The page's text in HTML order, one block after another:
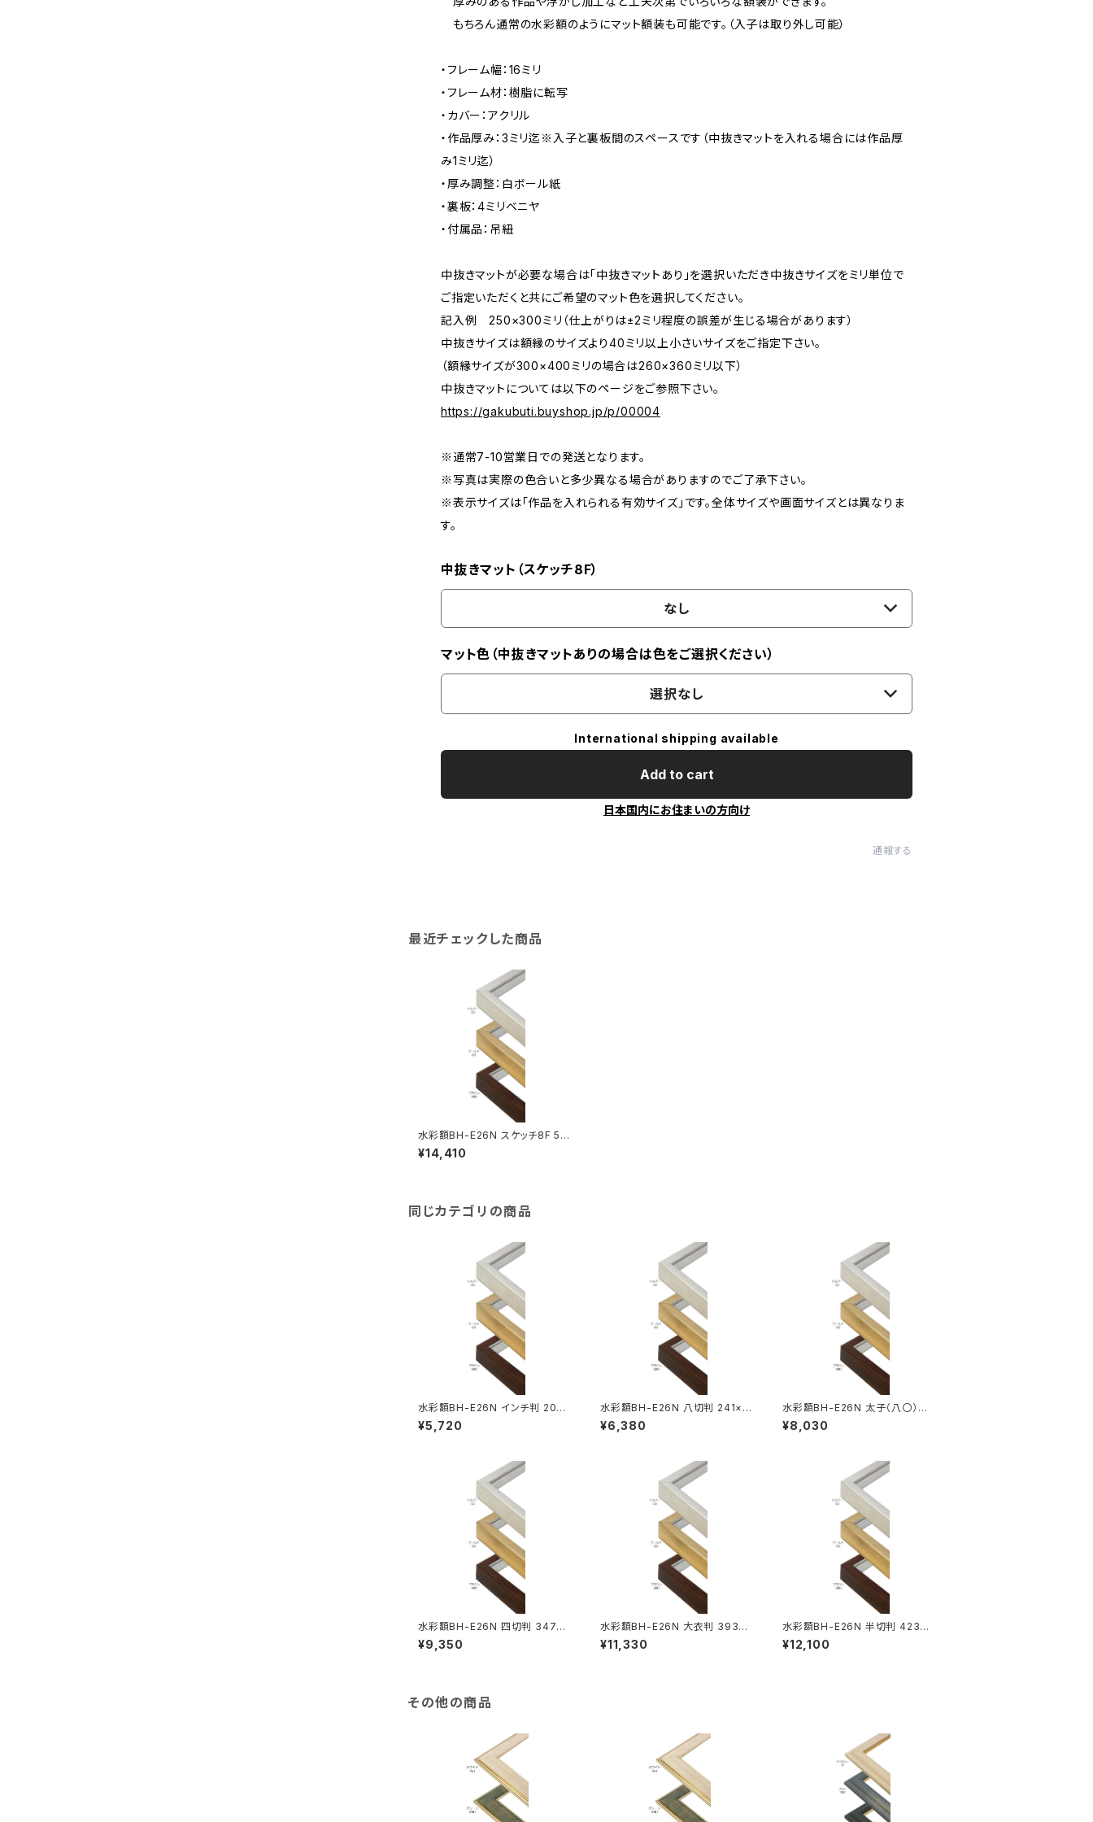
もちろん通常の水彩額のようにマット額装も可能です。（入子は取り外し可能）
・フレーム幅：16ミリ
・フレーム材：樹脂に転写
・カバー：アクリル
・作品厚み：3ミリ迄※入子と裏板間のスペースです（中抜きマットを入れる場合には作品厚
み1ミリ迄）
・厚み調整：白ボール紙
・裏板：4ミリベニヤ
・付属品：吊紐
中抜きマットが必要な場合は「中抜きマットあり」を選択いただき中抜きサイズをミリ単位で
ご指定いただくと共にご希望のマット色を選択してください。
記入例 250×300ミリ（仕上がりは±2ミリ程度の誤差が生じる場合があります）
中抜きサイズは額縁のサイズより40ミリ以上小さいサイズをご指定下さい。
（額縁サイズが300×400ミリの場合は260×360ミリ以下）
中抜きマットについては以下のページをご参照下さい。
https://gakubuti.buyshop.jp/p/00004
※通常7-10営業日での発送となります。
※写真は実際の色合いと多少異なる場合がありますのでご了承下さい。
※表示サイズは「作品を入れられる有効サイズ」です。全体サイズや画面サイズとは異なりま
す。
中抜きマット（スケッチ8F）
なし
マット色（中抜きマットありの場合は色をご選択ください）
選択なし
International shipping available
Add to cart
日本国内にお住まいの方向け
通報する
最近チェックした商品
水彩額BH-E26N スケッチ8F 52
0×595ミリ
¥14,410
同じカテゴリの商品
水彩額BH-E26N インチ判 203×
254ミリ
¥5,720
水彩額BH-E26N 八切判 241×3
02ミリ
¥6,380
水彩額BH-E26N 太子（八〇）判
287×378ミリ
¥8,030
水彩額BH-E26N 四切判 347×4
23ミリ
¥9,350
水彩額BH-E26N 大衣判 393×5
08ミリ
¥11,330
水彩額BH-E26N 半切判 423×5
45ミリ
¥12,100
その他の商品